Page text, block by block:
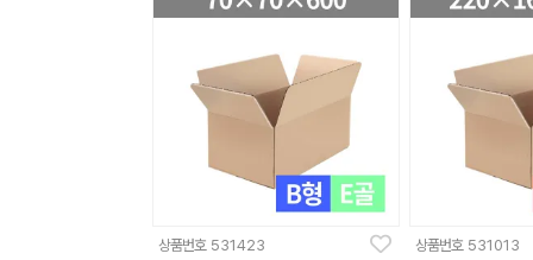
상품번호 531423 상품번호 531013